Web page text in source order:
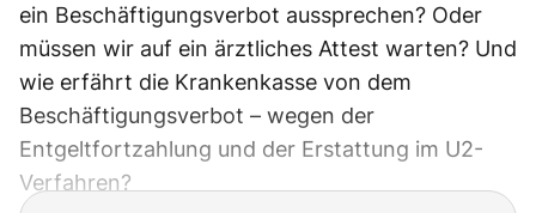
ein Beschäftigungsverbot aussprechen? Oder
müssen wir auf ein ärztliches Attest warten? Und
wie erfährt die Krankenkasse von dem
Beschäftigungsverbot – wegen der
Entgeltfortzahlung und der Erstattung im U2-
Verfahren?